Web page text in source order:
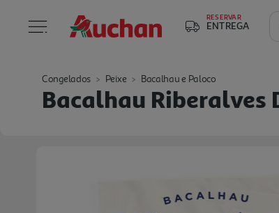
RESERVAR
ENTREGA
Congelados Peixe Bacalhau e Paloco
Bacalhau Riberalves